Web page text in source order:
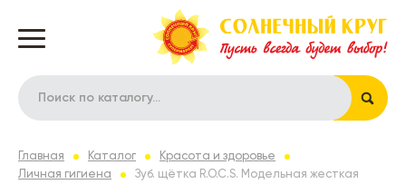
Главная Каталог
Красота и здоровье
Личная гигиена
Зуб. щётка R.O.C.S. Модельная жесткая